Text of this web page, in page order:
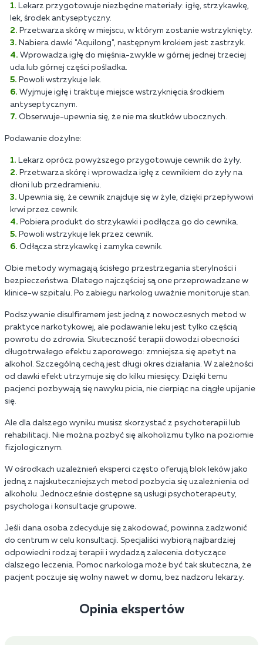
Lekarz przygotowuje niezbędne materiały: igłę, strzykawkę,
lek, środek antyseptyczny.
Przetwarza skórę w miejscu, w którym zostanie wstrzyknięty.
Nabiera dawki "Aquilong", następnym krokiem jest zastrzyk.
Wprowadza igłę do mięśnia-zwykle w górnej jednej trzeciej
uda lub górnej części pośladka.
Powoli wstrzykuje lek.
Wyjmuje igłę i traktuje miejsce wstrzyknięcia środkiem
antyseptycznym.
Obserwuje-upewnia się, że nie ma skutków ubocznych.
Podawanie dożylne:
Lekarz oprócz powyższego przygotowuje cewnik do żyły.
Przetwarza skórę i wprowadza igłę z cewnikiem do żyły na
dłoni lub przedramieniu.
Upewnia się, że cewnik znajduje się w żyle, dzięki przepływowi
krwi przez cewnik.
Pobiera produkt do strzykawki i podłącza go do cewnika.
Powoli wstrzykuje lek przez cewnik.
Odłącza strzykawkę i zamyka cewnik.
Obie metody wymagają ścisłego przestrzegania sterylności i
bezpieczeństwa. Dlatego najczęściej są one przeprowadzane w
klinice-w szpitalu. Po zabiegu narkolog uważnie monitoruje stan.
Podszywanie disulfiramem jest jedną z nowoczesnych metod w
praktyce narkotykowej, ale podawanie leku jest tylko częścią
powrotu do zdrowia. Skuteczność terapii dowodzi obecności
długotrwałego efektu zaporowego: zmniejsza się apetyt na
alkohol. Szczególną cechą jest długi okres działania. W zależności
od dawki efekt utrzymuje się do kilku miesięcy. Dzięki temu
pacjenci pozbywają się nawyku picia, nie cierpiąc na ciągłe upijanie
się.
Ale dla dalszego wyniku musisz skorzystać z psychoterapii lub
rehabilitacji. Nie można pozbyć się alkoholizmu tylko na poziomie
fizjologicznym.
W ośrodkach uzależnień eksperci często oferują blok leków jako
jedną z najskuteczniejszych metod pozbycia się uzależnienia od
alkoholu. Jednocześnie dostępne są usługi psychoterapeuty,
psychologa i konsultacje grupowe.
Jeśli dana osoba zdecyduje się zakodować, powinna zadzwonić
do centrum w celu konsultacji. Specjaliści wybiorą najbardziej
odpowiedni rodzaj terapii i wydadzą zalecenia dotyczące
dalszego leczenia. Pomoc narkologa może być tak skuteczna, że
pacjent poczuje się wolny nawet w domu, bez nadzoru lekarzy.
Opinia ekspertów